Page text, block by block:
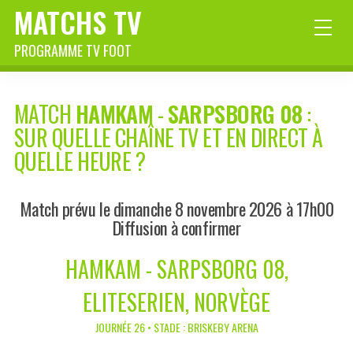
MATCHS TV
PROGRAMME TV FOOT
MATCH HAMKAM-SARPSBORG 08:
SUR QUELLE CHAÎNE TV ET EN DIRECT À
QUELLE HEURE ?
Match prévu le dimanche 8 novembre 2026 à 17h00
Diffusion à confirmer
HAMKAM - SARPSBORG 08,
ELITESERIEN, NORVÈGE
JOURNÉE 26 • STADE : BRISKEBY ARENA